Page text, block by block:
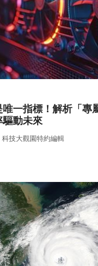
唯一指標！解析「專
驅動未來
科技大觀園特約編輯